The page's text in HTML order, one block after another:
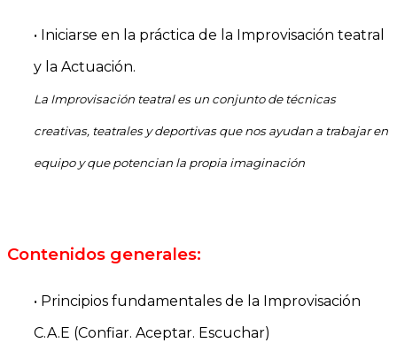
• Iniciarse en la práctica de la Improvisación teatral
y la Actuación.
La Improvisación teatral es un conjunto de técnicas
creativas, teatrales y deportivas que nos ayudan a trabajar en
equipo y que potencian la propia imaginación
Contenidos generales:
• Principios fundamentales de la Improvisación
C.A.E (Confiar. Aceptar. Escuchar)